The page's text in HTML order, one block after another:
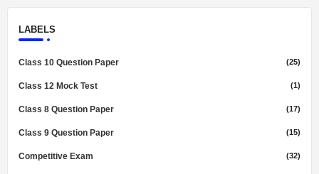
LABELS
Class 10 Question Paper (25)
Class 12 Mock Test (1)
Class 8 Question Paper (17)
Class 9 Question Paper (15)
Competitive Exam (32)